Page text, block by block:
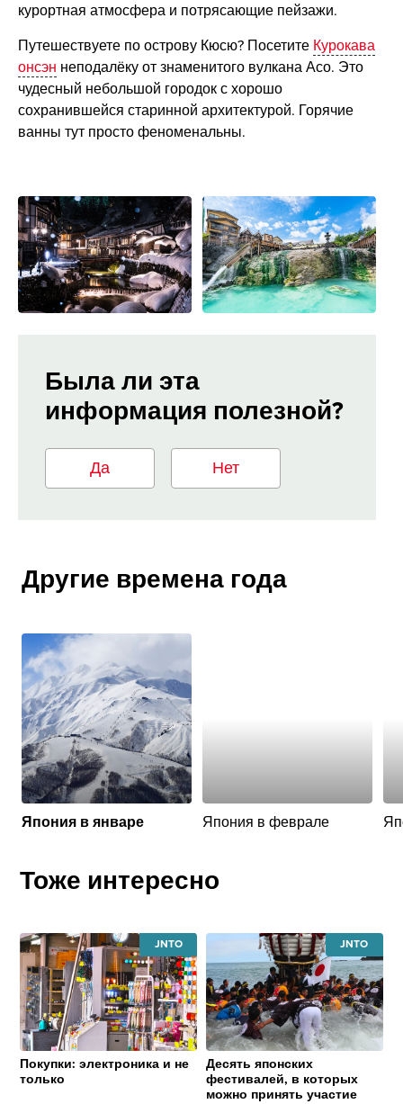
курортная атмосфера и потрясающие пейзажи.
Путешествуете по острову Кюсю? Посетите Курокава
онсэн неподалёку от знаменитого вулкана Асо. Это
чудесный небольшой городок с хорошо
сохранившейся старинной архитектурой. Горячие
ванны тут просто феноменальны.
Была ли эта
информация полезной?
Да Нет
Другие времена года
Япония в январе Япония в феврале
Тоже интересно
Покупки: электроника и не
только
JAPAN
NATIONAL
TOURISM
ORGANIZATION
Десять японских
фестивалей, в которых
можно принять участие
JAPAN
NATIONAL
TOURISM